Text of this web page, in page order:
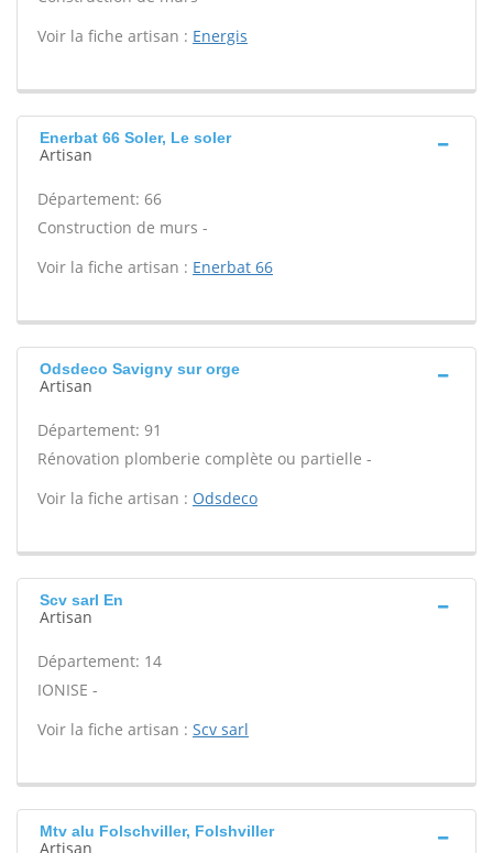
Voir la fiche artisan : Energis
Enerbat 66 Soler, Le soler
Artisan
Département: 66
Construction de murs -
Voir la fiche artisan : Enerbat 66
Odsdeco Savigny sur orge
Artisan
Département: 91
Rénovation plomberie complète ou partielle -
Voir la fiche artisan : Odsdeco
Scv sarl En
Artisan
Département: 14
IONISE -
Voir la fiche artisan : Scv sarl
Mtv alu Folschviller, Folshviller
Artisan